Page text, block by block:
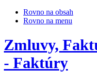
Rovno na obsah
Rovno na menu
Zmluvy,
- Faktúry